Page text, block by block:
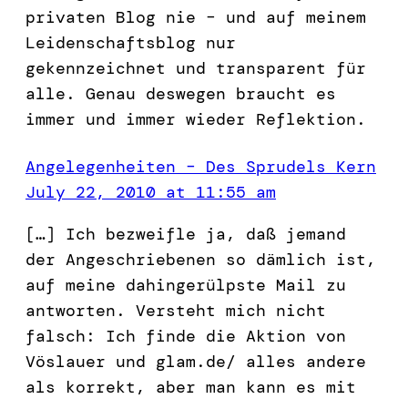
privaten Blog nie – und auf meinem
Leidenschaftsblog nur
gekennzeichnet und transparent für
alle. Genau deswegen braucht es
immer und immer wieder Reflektion.
Angelegenheiten – Des Sprudels Kern
July 22, 2010 at 11:55 am
[…] Ich bezweifle ja, daß jemand
der Angeschriebenen so dämlich ist,
auf meine dahingerülpste Mail zu
antworten. Versteht mich nicht
falsch: Ich finde die Aktion von
Vöslauer und glam.de/ alles andere
als korrekt, aber man kann es mit